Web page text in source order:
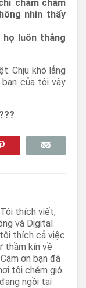
chăm chăm
nhìn thấy
họ luôn thắng
Chịu khó lắng
bạn của tôi vậy
thích viết,
và Digital
thích cả việc
thầm kín về
ơn bạn đã
tôi chém gió
ngồi tại